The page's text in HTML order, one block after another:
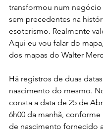
transformou num
sem precedentes na
esoterismo. Realmente
Aqui eu vou falar do
dos mapas do Walter
Há registros de duas
nascimento do mesmo.
consta a data de 25 de
6h00 da manhã,
de nascimento fornecido